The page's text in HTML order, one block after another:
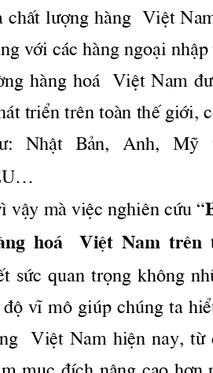
chÊt l­îng hμng  ViÖt
víi c ̧c hμng ngo¹i
hμng ho ̧  ViÖt Nam
̧t triÓn trªn toμn thÕ giíi,
NhËt   B¶n,   Anh,   Mü
vËy mμ viÖc nghiªn cøu “
ho ̧    ViÖt  Nam  trªn
søc  quan  träng  kh«ng
vÜ m« gióp chóng ta
ViÖt  Nam  hiÖn  nay,